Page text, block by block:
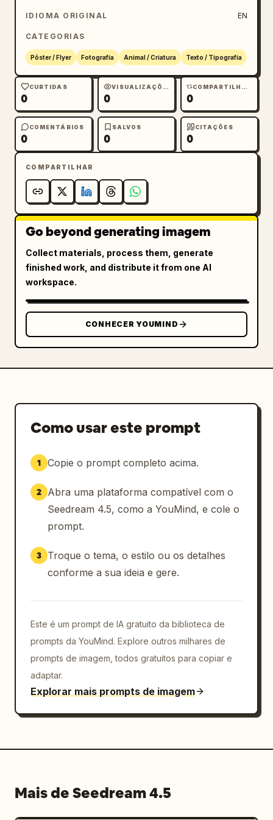
IDIOMA ORIGINAL EN
CATEGORIAS
Pôster / Flyer Fotografia Animal / Criatura Texto / Tipografia
CURTIDAS
0
VISUALIZAÇÕES
0
COMPARTILHAMENTOS
0
COMENTÁRIOS
0
SALVOS
0
CITAÇÕES
0
COMPARTILHAR
Go beyond generating imagem
Collect materials, process them, generate
finished work, and distribute it from one AI
workspace.
CONHECER YOUMIND
Como usar este prompt
1 Copie o prompt completo acima.
2
Abra uma plataforma compatível com o
Seedream 4.5, como a YouMind, e cole o
prompt.
3
Troque o tema, o estilo ou os detalhes
conforme a sua ideia e gere.
Este é um prompt de IA gratuito da biblioteca de
prompts da YouMind. Explore outros milhares de
prompts de imagem, todos gratuitos para copiar e
adaptar.
Explorar mais prompts de imagem
Mais de Seedream 4.5